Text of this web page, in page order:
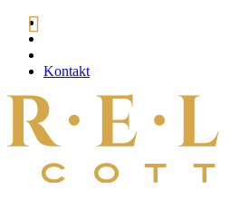
Kontakt